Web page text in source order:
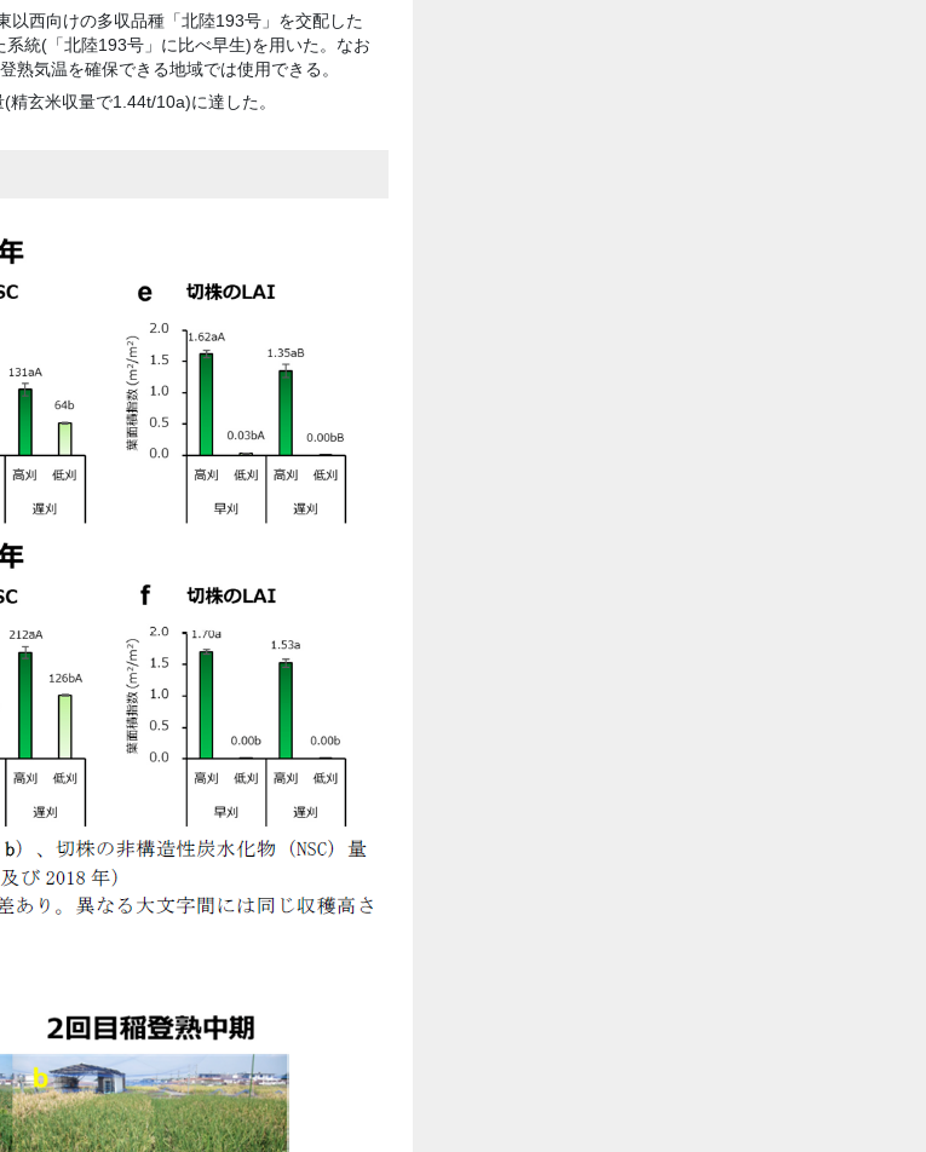
以西向けの多収品種「北陸193号」を交配した
統(「北陸193号」に比べ早生)を用いた。なお
熟気温を確保できる地域では使用できる。
玄米収量で1.44t/10a)に達した。